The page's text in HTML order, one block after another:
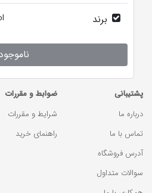
برند
پشتیبانی
درباره ما
تماس با ما
آدرس فروشگاه
سوالات متداول
ضوابط و مقررات
شرایط و مقررات
راهنمای خرید